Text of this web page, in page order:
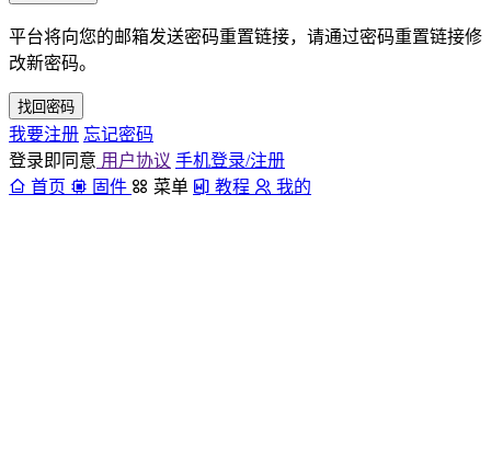
平台将向您的邮箱发送密码重置链接，请通过密码重置链接修
改新密码。
找回密码
我要注册 忘记密码
登录即同意 用户协议 手机登录/注册
首页
固件 菜单 教程 我的